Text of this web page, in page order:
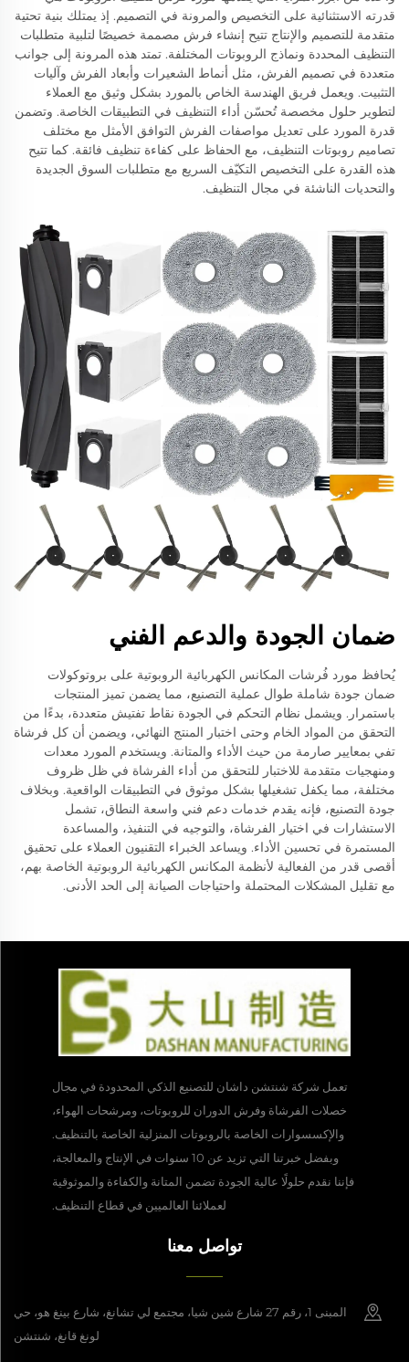
قدرته الاستثنائية على التخصيص والمرونة في التصميم. إذ يمتلك بنية تحتية
متقدمة للتصميم والإنتاج تتيح إنشاء فرش مصممة خصيصًا لتلبية متطلبات
التنظيف المحددة ونماذج الروبوتات المختلفة. تمتد هذه المرونة إلى جوانب
متعددة في تصميم الفرش، مثل أنماط الشعيرات وأبعاد الفرش وآليات
التثبيت. ويعمل فريق الهندسة الخاص بالمورد بشكل وثيق مع العملاء
لتطوير حلول مخصصة تُحسّن أداء التنظيف في التطبيقات الخاصة. وتضمن
قدرة المورد على تعديل مواصفات الفرش التوافق الأمثل مع مختلف
تصاميم روبوتات التنظيف، مع الحفاظ على كفاءة تنظيف فائقة. كما تتيح
هذه القدرة على التخصيص التكيّف السريع مع متطلبات السوق الجديدة
والتحديات الناشئة في مجال التنظيف.
ضمان الجودة والدعم الفني
يُحافظ مورد فُرشات المكانس الكهربائية الروبوتية على بروتوكولات
ضمان جودة شاملة طوال عملية التصنيع، مما يضمن تميز المنتجات
باستمرار. ويشمل نظام التحكم في الجودة نقاط تفتيش متعددة، بدءًا من
التحقق من المواد الخام وحتى اختبار المنتج النهائي، ويضمن أن كل فرشاة
تفي بمعايير صارمة من حيث الأداء والمتانة. ويستخدم المورد معدات
ومنهجيات متقدمة للاختبار للتحقق من أداء الفرشاة في ظل ظروف
مختلفة، مما يكفل تشغيلها بشكل موثوق في التطبيقات الواقعية. وبخلاف
جودة التصنيع، فإنه يقدم خدمات دعم فني واسعة النطاق، تشمل
الاستشارات في اختيار الفرشاة، والتوجيه في التنفيذ، والمساعدة
المستمرة في تحسين الأداء. ويساعد الخبراء التقنيون العملاء على تحقيق
أقصى قدر من الفعالية لأنظمة المكانس الكهربائية الروبوتية الخاصة بهم،
مع تقليل المشكلات المحتملة واحتياجات الصيانة إلى الحد الأدنى.
تعمل شركة شنتشن داشان للتصنيع الذكي المحدودة في مجال
خصلات الفرشاة وفرش الدوران للروبوتات، ومرشحات الهواء،
والإكسسوارات الخاصة بالروبوتات المنزلية الخاصة بالتنظيف.
وبفضل خبرتنا التي تزيد عن 10 سنوات في الإنتاج والمعالجة،
فإننا نقدم حلولًا عالية الجودة تضمن المتانة والكفاءة والموثوقية
لعملائنا العالميين في قطاع التنظيف.
تواصل معنا
المبنى 1، رقم 27 شارع شين شيا، مجتمع لي تشانغ، شارع بينغ هو، حي
لونغ قانغ، شنتشن